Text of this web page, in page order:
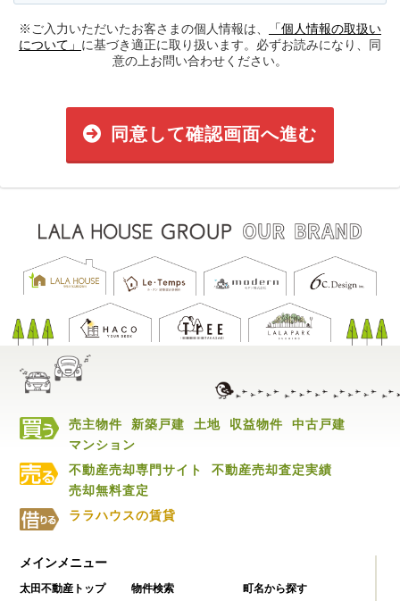
※ご入力いただいたお客さまの個人情報は、
「個人情報の取扱い
について」 に基づき適正に取り扱います。必ずお読みになり、同
意の上お問い合わせください。
同意して確認画面へ進む
売主物件 新築戸建 土地 収益物件
中古戸建
マンション
不動産売却専門サイト
不動産売却査定実績
売却無料査定
ララハウスの賃貸
メインメニュー
太田不動産トップ 物件検索
町名から探す